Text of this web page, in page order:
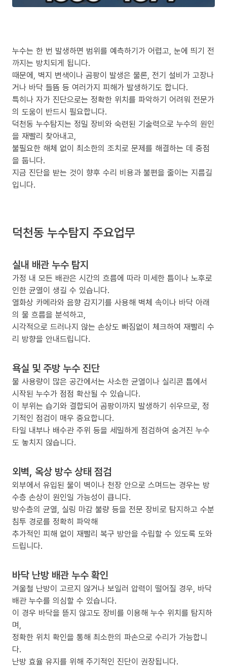
누수는 한 번 발생하면 범위를 예측하기가 어렵고, 눈에 띄기 전
까지는 방치되게 됩니다.
때문에, 벽지 변색이나 곰팡이 발생은 물론, 전기 설비가 고장나
거나 바닥 들뜸 등 여러가지 피해가 발생하기도 합니다.
특히나 자가 진단으로는 정확한 위치를 파악하기 어려워 전문가
의 도움이 반드시 필요합니다.
덕천동 누수탐지는 정밀 장비와 숙련된 기술력으로 누수의 원인
을 재빨리 찾아내고,
불필요한 해체 없이 최소한의 조치로 문제를 해결하는 데 중점
을 둡니다.
지금 진단을 받는 것이 향후 수리 비용과 불편을 줄이는 지름길
입니다.
덕천동 누수탐지 주요업무
실내 배관 누수 탐지
가정 내 모든 배관은 시간의 흐름에 따라 미세한 틈이나 노후로
인한 균열이 생길 수 있습니다.
열화상 카메라와 음향 감지기를 사용해 벽체 속이나 바닥 아래
의 물 흐름을 분석하고,
시각적으로 드러나지 않는 손상도 빠짐없이 체크하여 재빨리 수
리 방향을 안내드립니다.
욕실 및 주방 누수 진단
물 사용량이 많은 공간에서는 사소한 균열이나 실리콘 틈에서
시작된 누수가 점점 확산될 수 있습니다.
이 부위는 습기와 결합되어 곰팡이까지 발생하기 쉬우므로, 정
기적인 점검이 매우 중요합니다.
타일 내부나 배수관 주위 등을 세밀하게 점검하여 숨겨진 누수
도 놓치지 않습니다.
외벽, 옥상 방수 상태 점검
외부에서 유입된 물이 벽이나 천장 안으로 스며드는 경우는 방
수층 손상이 원인일 가능성이 큽니다.
방수층의 균열, 실링 마감 불량 등을 전문 장비로 탐지하고 수분
침투 경로를 정확히 파악해
추가적인 피해 없이 재빨리 복구 방안을 수립할 수 있도록 도와
드립니다.
바닥 난방 배관 누수 확인
겨울철 난방이 고르지 않거나 보일러 압력이 떨어질 경우, 바닥
배관 누수를 의심할 수 있습니다.
이 경우 바닥을 뜯지 않고도 장비를 이용해 누수 위치를 탐지하
며,
정확한 위치 확인을 통해 최소한의 파손으로 수리가 가능합니
다.
난방 효율 유지를 위해 주기적인 진단이 권장됩니다.